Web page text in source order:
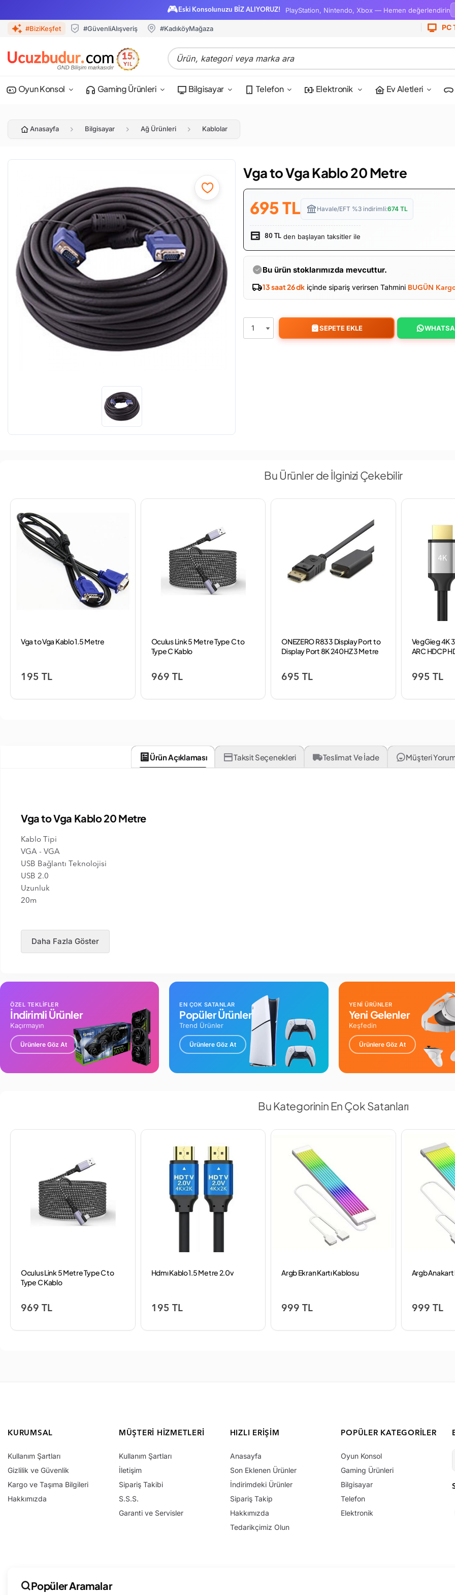
🎮 Eski Konsolunuzu BİZ ALIYORUZ! PlayStation, Nintendo, Xbox — Hemen değerlendirin
#BiziKeşfet #GüvenliAlışveriş #KadıköyMağaza PC
Oyun Konsol Gaming Ürünleri Bilgisayar Telefon Elektronik Ev Aletleri
Anasayfa Bilgisayar Ağ Ürünleri Kablolar
Vga to Vga Kablo 20 Metre
695 TL Havale/EFT %3 indirimli:674 TL
80 TL den başlayan taksitler ile
Bu ürün stoklarımızda mevcuttur.
13 saat 26 dk içinde sipariş verirsen Tahmini BUGÜN
SEPETE EKLE
Bu Ürünler de İlginizi Çekebilir
Vga to Vga Kablo 1.5 Metre
195 TL
Oculus Link 5 Metre Type C to
Type C Kablo
969 TL
ONEZERO R833 Display Port to
Display Port 8K 240HZ 3 Metre
695 TL
VegGieg 4K
ARC HDCP
995 TL
Ürün Açıklaması Taksit Seçenekleri Teslimat Ve İade Müşteri
Vga to Vga Kablo 20 Metre
Kablo Tipi
VGA - VGA
USB Bağlantı Teknolojisi
USB 2.0
Uzunluk
20m
Daha Fazla Göster
ÖZEL TEKLİFLER
İndirimli Ürünler
Kaçırmayın
Ürünlere Göz At
EN ÇOK SATANLAR
Popüler Ürünler
Trend Ürünler
Ürünlere Göz At
YENİ ÜRÜNLER
Yeni Gelenler
Keşfedin
Ürünlere Göz At
Bu Kategorinin En Çok Satanları
Oculus Link 5 Metre Type C to
Type C Kablo
969 TL
Hdmı Kablo 1.5 Metre 2.0v
195 TL
Argb Ekran Kartı Kablosu
999 TL
Argb Anakart
999 TL
KURUMSAL
Kullanım Şartları
Gizlilik ve Güvenlik
Kargo ve Taşıma Bilgileri
Hakkımızda
MÜŞTERI HIZMETLERI
Kullanım Şartları
İletişim
Sipariş Takibi
S.S.S.
Garanti ve Servisler
HIZLI ERIŞIM
Anasayfa
Son Eklenen Ürünler
İndirimdeki Ürünler
Sipariş Takip
Hakkımızda
Tedarikçimiz Olun
POPÜLER KATEGORILER
Oyun Konsol
Gaming Ürünleri
Bilgisayar
Telefon
Elektronik
Popüler Aramalar